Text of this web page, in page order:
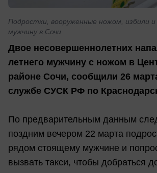
Подростки, вооруженные ножом, избили и
мужчину в Сочи
Двое несовершеннолетних
летнего мужчину с ножом в
районе Сочи, сообщили 26
службе СУСК РФ по
По предварительным данным
поздним вечером 22 марта
рядом стоящему мужчине и
вызвать такси, чтобы добраться